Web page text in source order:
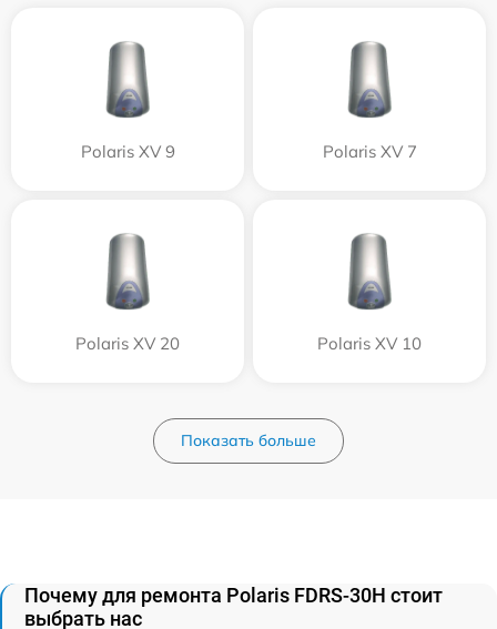
Polaris XV 9 Polaris XV 7
Polaris XV 20 Polaris XV 10
Показать больше
Почему для ремонта Polaris FDRS-30H стоит
выбрать нас